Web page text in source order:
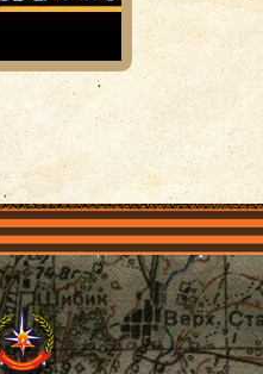
объединения Проекты